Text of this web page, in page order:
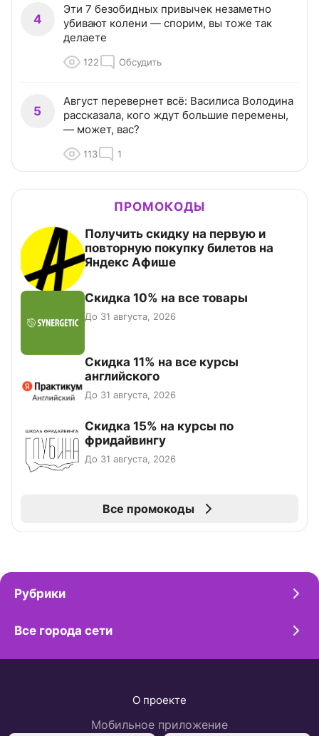
4
Эти 7 безобидных привычек незаметно
убивают колени — спорим, вы тоже так
делаете
122 Обсудить
5
Август перевернет всё: Василиса Володина
рассказала, кого ждут большие перемены,
— может, вас?
113 1
ПРОМОКОДЫ
Получить скидку на первую и
повторную покупку билетов на
Яндекс Афише
Скидка 10% на все товары
До 31 августа, 2026
Скидка 11% на все курсы
английского
До 31 августа, 2026
Скидка 15% на курсы по
фридайвингу
До 31 августа, 2026
Все промокоды
Рубрики
Все города сети
О проекте
Мобильное приложение